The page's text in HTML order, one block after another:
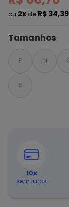
ou 2x de R$ 34,39
Tamanhos
P M
8
10x
sem juros